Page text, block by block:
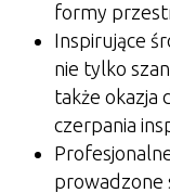
formy
Inspirujące
nie tylko
także okazja
czerpania
prowadzone